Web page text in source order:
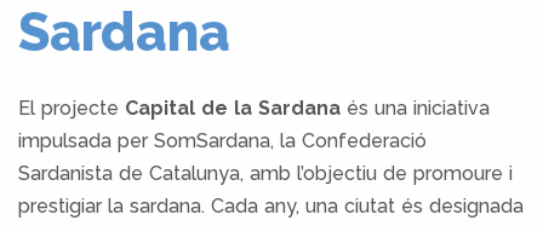
Sardana
El projecte Capital de la Sardana és una iniciativa
impulsada per SomSardana, la Confederació
Sardanista de Catalunya, amb l’objectiu de promoure i
prestigiar la sardana. Cada any, una ciutat és designada